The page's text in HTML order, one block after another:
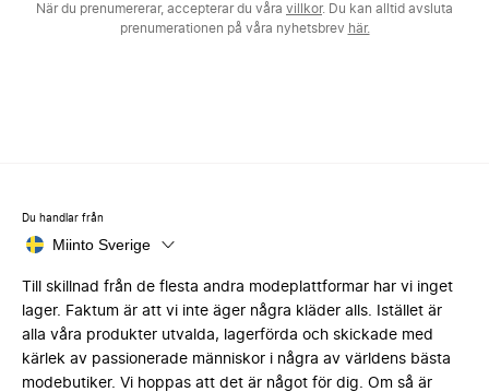
När du prenumererar, accepterar du våra villkor. Du kan alltid avsluta
prenumerationen på våra nyhetsbrev här.
Du handlar från
Miinto Sverige
Till skillnad från de flesta andra modeplattformar har vi inget
lager. Faktum är att vi inte äger några kläder alls. Istället är
alla våra produkter utvalda, lagerförda och skickade med
kärlek av passionerade människor i några av världens bästa
modebutiker. Vi hoppas att det är något för dig. Om så är